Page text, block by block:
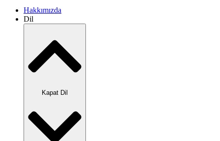
Hakkımızda
Dil
Kapat Dil